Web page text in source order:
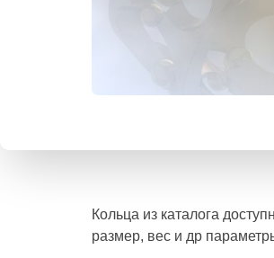
Кольца из каталога
размер, вес и др